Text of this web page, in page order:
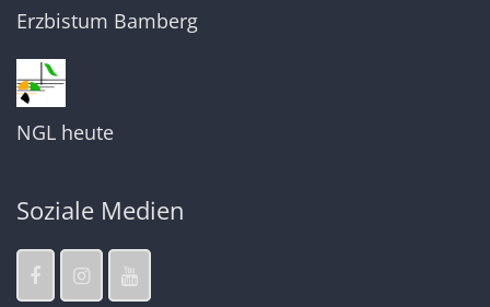
Erzbistum Bamberg
NGL heute
Soziale Medien